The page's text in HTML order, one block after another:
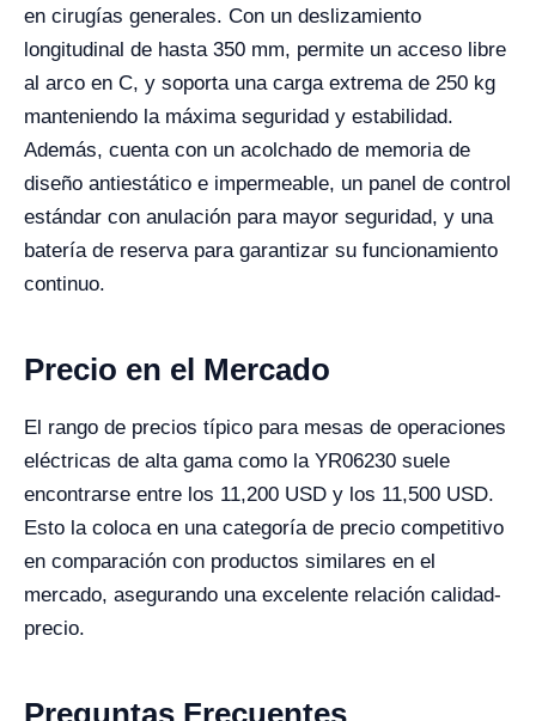
en cirugías generales. Con un deslizamiento
longitudinal de hasta 350 mm, permite un acceso libre
al arco en C, y soporta una carga extrema de 250 kg
manteniendo la máxima seguridad y estabilidad.
Además, cuenta con un acolchado de memoria de
diseño antiestático e impermeable, un panel de control
estándar con anulación para mayor seguridad, y una
batería de reserva para garantizar su funcionamiento
continuo.
Precio en el Mercado
El rango de precios típico para mesas de operaciones
eléctricas de alta gama como la YR06230 suele
encontrarse entre los 11,200 USD y los 11,500 USD.
Esto la coloca en una categoría de precio competitivo
en comparación con productos similares en el
mercado, asegurando una excelente relación calidad-
precio.
Preguntas Frecuentes